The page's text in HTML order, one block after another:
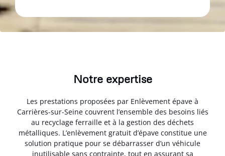
Notre expertise
Les prestations proposées par Enlèvement épave à
Carrières-sur-Seine couvrent l’ensemble des besoins liés
au recyclage ferraille et à la gestion des déchets
métalliques. L’enlèvement gratuit d’épave constitue une
solution pratique pour se débarrasser d’un véhicule
inutilisable sans contrainte, tout en assurant sa